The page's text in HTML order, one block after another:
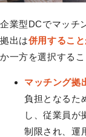
企業型DCでマッチ
拠出は併用するこ
か一方を選択するこ
マッチング拠
負担となるた
し、従業員が
制限され、運